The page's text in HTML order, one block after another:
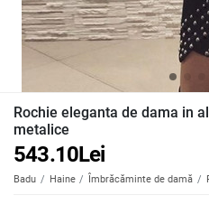
Rochie eleganta de dama in
metalice
543.10Lei
Badu Haine Îmbrăcăminte de damă